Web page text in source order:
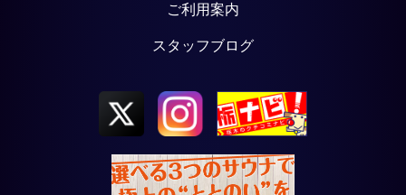
ご利用案内
スタッフブログ